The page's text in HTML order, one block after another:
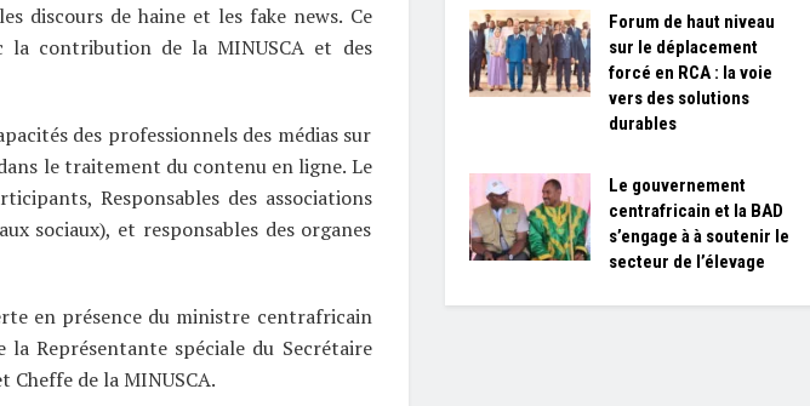
discours de haine et les fake news. Ce
la contribution de la MINUSCA et des
des professionnels des médias sur
le traitement du contenu en ligne. Le
Responsables des associations
sociaux), et responsables des organes
en présence du ministre centrafricain
Représentante spéciale du Secrétaire
Cheffe de la MINUSCA.
Forum de haut niveau
sur le déplacement
forcé en RCA : la voie
vers des solutions
durables
Le gouvernement
centrafricain et la BAD
s’engage à à soutenir le
secteur de l’élevage